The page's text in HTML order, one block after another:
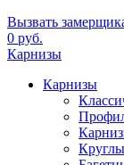
Вызвать
0 руб.
Карнизы
Карнизы